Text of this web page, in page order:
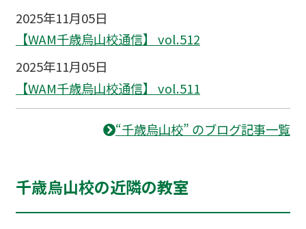
2025年11月05日
【WAM千歳烏山校通信】 vol.512
2025年11月05日
【WAM千歳烏山校通信】 vol.511
“千歳烏山校” のブログ記事一覧
千歳烏山校の近隣の教室